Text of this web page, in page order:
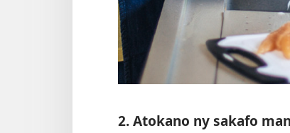
2. Atokano ny sakafo